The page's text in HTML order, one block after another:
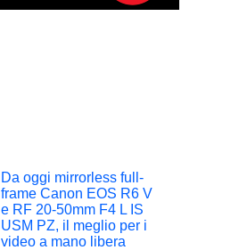
Da oggi mirrorless full-
frame Canon EOS R6 V
e RF 20-50mm F4 L IS
USM PZ, il meglio per i
video a mano libera